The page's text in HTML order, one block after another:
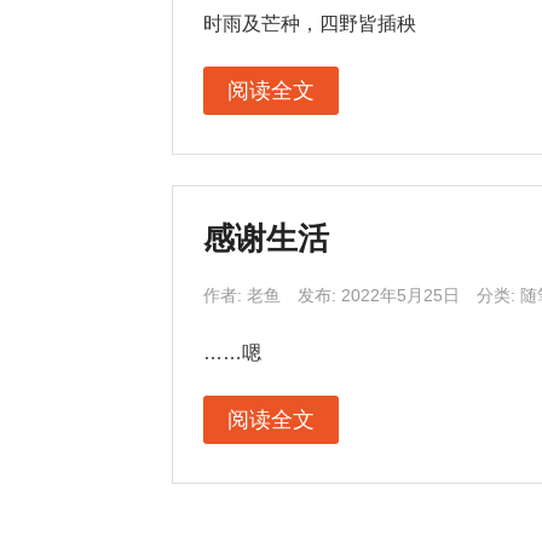
时雨及芒种，四野皆插秧
阅读全文
感谢生活
作者: 老鱼 发布: 2022年5月25日 分类: 随
……嗯
阅读全文